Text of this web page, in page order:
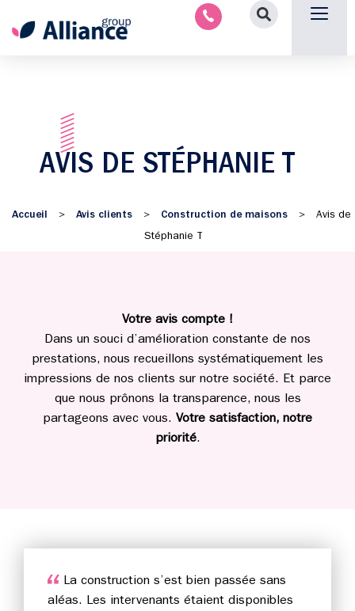
AVIS DE STÉPHANIE T
Accueil > Avis clients > Construction de maisons > Avis de
Stéphanie T
Votre avis compte !
Dans un souci d’amélioration constante de nos
prestations, nous recueillons systématiquement les
impressions de nos clients sur notre société. Et parce
que nous prônons la transparence, nous les
partageons avec vous. Votre satisfaction, notre
priorité.
La construction s’est bien passée sans
aléas. Les intervenants étaient disponibles